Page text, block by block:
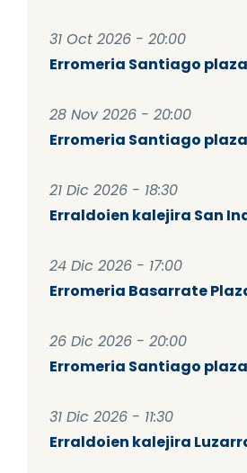
31 Oct 2026 - 20:00
Erromeria Santiago
28 Nov 2026 - 20:00
Erromeria Santiago
21 Dic 2026 - 18:30
Erraldoien kalejira San
24 Dic 2026 - 17:00
Erromeria Basarrate
26 Dic 2026 - 20:00
Erromeria Santiago
31 Dic 2026 - 11:30
Erraldoien kalejira